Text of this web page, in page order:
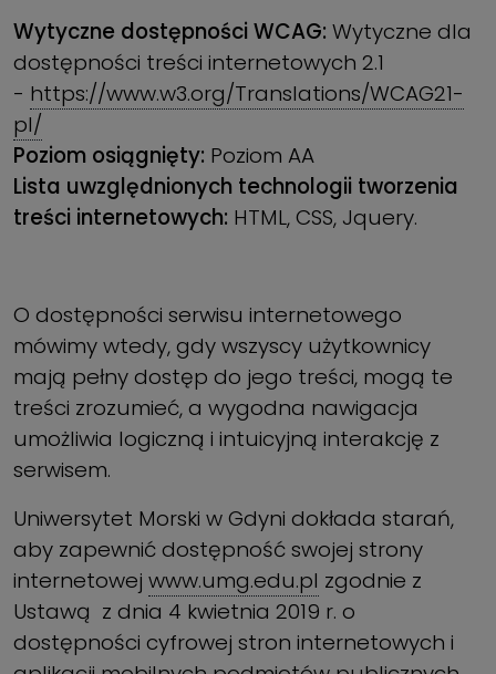
Wytyczne dostępności WCAG: Wytyczne dla
dostępności treści internetowych 2.1
- https://www.w3.org/Translations/WCAG21-
pl/
Poziom osiągnięty: Poziom AA
Lista uwzględnionych technologii tworzenia
treści internetowych: HTML, CSS, Jquery.
O dostępności serwisu internetowego
mówimy wtedy, gdy wszyscy użytkownicy
mają pełny dostęp do jego treści, mogą te
treści zrozumieć, a wygodna nawigacja
umożliwia logiczną i intuicyjną interakcję z
serwisem.
Uniwersytet Morski w Gdyni dokłada starań,
aby zapewnić dostępność swojej strony
internetowej www.umg.edu.pl zgodnie z
Ustawą z dnia 4 kwietnia 2019 r. o
dostępności cyfrowej stron internetowych i